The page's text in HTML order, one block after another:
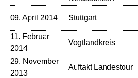
09. April 2014 Stuttgart
11. Februar
2014
Vogtlandkreis
29. November
2013
Auftakt Landestour